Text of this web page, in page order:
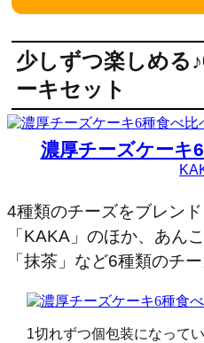
少しずつ楽しめる
ーキセット
濃厚チーズケーキ
4種類のチーズをブレン
「KAKA」のほか、あん
「抹茶」など6種類のチ
1切れずつ個包装になって